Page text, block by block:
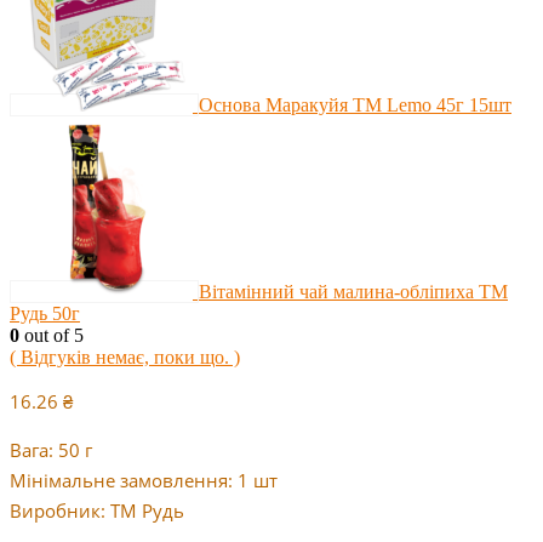
Основа Маракуйя ТМ Lemo 45г 15шт
Вітамінний чай малина-обліпиха ТМ
Рудь 50г
0 out of 5
( Відгуків немає, поки що. )
16.26 ₴
Вага: 50 г
Мінімальне замовлення: 1 шт
Виробник: ТМ Рудь